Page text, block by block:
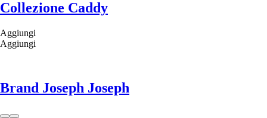
Collezione Caddy
Aggiungi
Aggiungi
Brand Joseph Joseph